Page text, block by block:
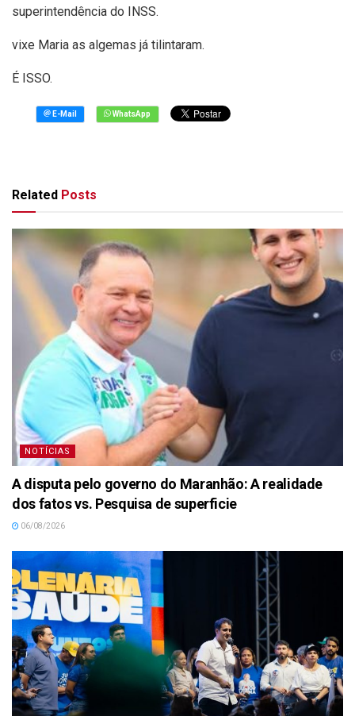
superintendência do INSS.
vixe Maria as algemas já tilintaram.
É ISSO.
Related Posts
NOTÍCIAS
A disputa pelo governo do Maranhão: A realidade
dos fatos vs. Pesquisa de superficie
06/08/2026